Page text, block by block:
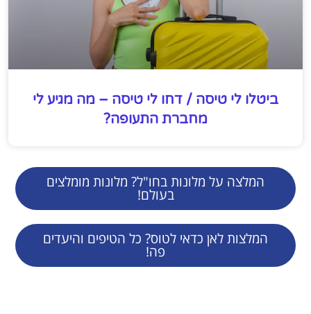
ביטלו לי טיסה / דחו לי טיסה – מה מגיע לי
מחברת התעופה?
המלצה על מלונות בחו"ל? מלונות מומלצים
בעולם!
המלצות לאן כדאי לטוס? כל הטיפים והיעדים
פה!